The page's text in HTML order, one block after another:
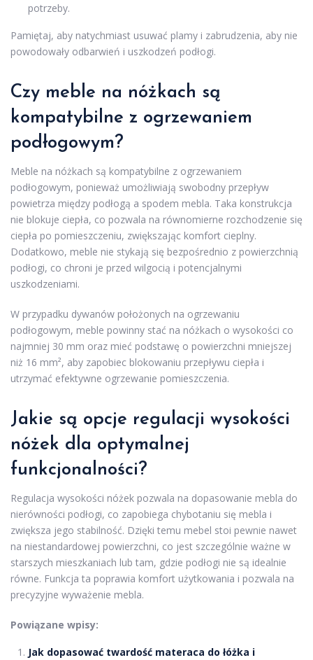
potrzeby.
Pamiętaj, aby natychmiast usuwać plamy i zabrudzenia, aby nie
powodowały odbarwień i uszkodzeń podłogi.
Czy meble na nóżkach są
kompatybilne z ogrzewaniem
podłogowym?
Meble na nóżkach są kompatybilne z ogrzewaniem
podłogowym, ponieważ umożliwiają swobodny przepływ
powietrza między podłogą a spodem mebla. Taka konstrukcja
nie blokuje ciepła, co pozwala na równomierne rozchodzenie się
ciepła po pomieszczeniu, zwiększając komfort cieplny.
Dodatkowo, meble nie stykają się bezpośrednio z powierzchnią
podłogi, co chroni je przed wilgocią i potencjalnymi
uszkodzeniami.
W przypadku dywanów położonych na ogrzewaniu
podłogowym, meble powinny stać na nóżkach o wysokości co
najmniej 30 mm oraz mieć podstawę o powierzchni mniejszej
niż 16 mm², aby zapobiec blokowaniu przepływu ciepła i
utrzymać efektywne ogrzewanie pomieszczenia.
Jakie są opcje regulacji wysokości
nóżek dla optymalnej
funkcjonalności?
Regulacja wysokości nóżek pozwala na dopasowanie mebla do
nierówności podłogi, co zapobiega chybotaniu się mebla i
zwiększa jego stabilność. Dzięki temu mebel stoi pewnie nawet
na niestandardowej powierzchni, co jest szczególnie ważne w
starszych mieszkaniach lub tam, gdzie podłogi nie są idealnie
równe. Funkcja ta poprawia komfort użytkowania i pozwala na
precyzyjne wyważenie mebla.
Powiązane wpisy:
Jak dopasować twardość materaca do łóżka i